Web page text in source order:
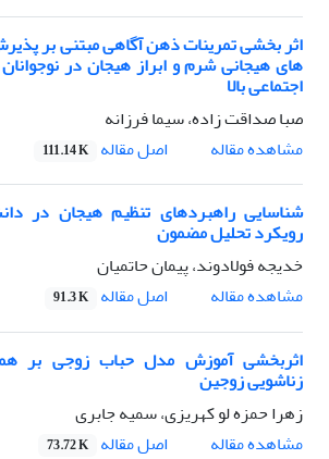
اثر بخشی تمرینات ذهن آگاهی مبتنی بر
های هیجانی شرم و ابراز هیجان در
اجتماعی بالا
صبا صداقت زاده، سیما فرزانه
مشاهده مقاله
اصل مقاله 111.14 K
رویکرد تحلیل مضمون
خدیجه فولادوند، پیمان حاتمیان
مشاهده مقاله
اصل مقاله 91.3 K
اثربخشی آموزش مدل حباب زوجی بر
زناشویی زوجین
زهرا حمزه لو کهریزی، سمیه جابری
مشاهده مقاله
اصل مقاله 73.72 K